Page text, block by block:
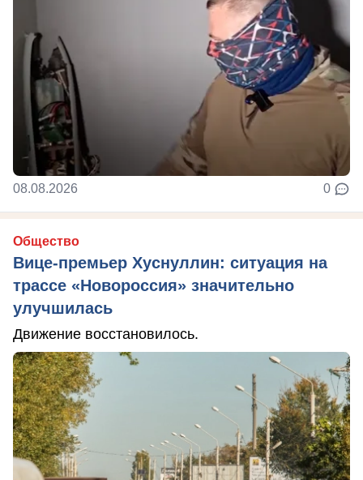
08.08.2026 0
Общество
Вице-премьер Хуснуллин: ситуация на
трассе «Новороссия» значительно
улучшилась
Движение восстановилось.